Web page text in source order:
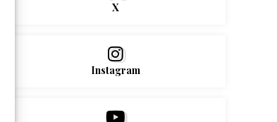
X
Instagram